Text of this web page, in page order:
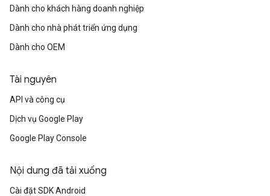
Dành cho khách hàng doanh nghiệp
Dành cho nhà phát triển ứng dụng
Dành cho OEM
Tài nguyên
API và công cụ
Dịch vụ Google Play
Google Play Console
Nội dung đã tải xuống
Cài đặt SDK Android